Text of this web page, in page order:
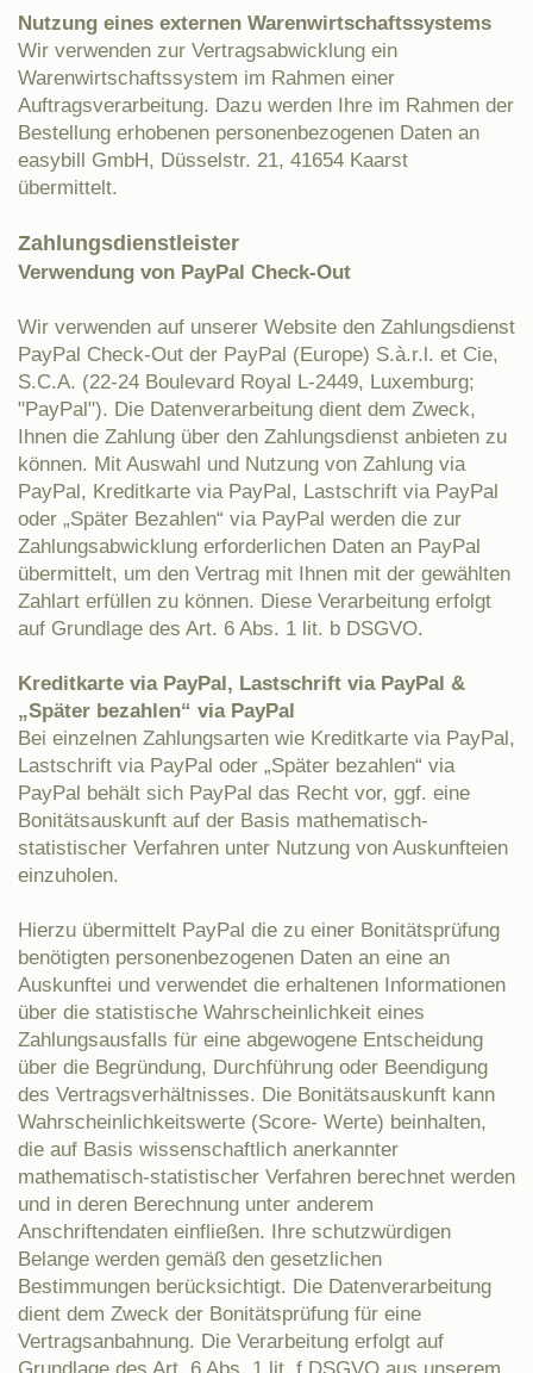
Nutzung eines externen Warenwirtschaftssystems
Wir verwenden zur Vertragsabwicklung ein
Warenwirtschaftssystem im Rahmen einer
Auftragsverarbeitung. Dazu werden Ihre im Rahmen der
Bestellung erhobenen personenbezogenen Daten an
easybill GmbH, Düsselstr. 21, 41654 Kaarst
übermittelt.
Zahlungsdienstleister
Verwendung von PayPal Check-Out
Wir verwenden auf unserer Website den Zahlungsdienst
PayPal Check-Out der PayPal (Europe) S.à.r.l. et Cie,
S.C.A. (22-24 Boulevard Royal L-2449, Luxemburg;
"PayPal"). Die Datenverarbeitung dient dem Zweck,
Ihnen die Zahlung über den Zahlungsdienst anbieten zu
können. Mit Auswahl und Nutzung von Zahlung via
PayPal, Kreditkarte via PayPal, Lastschrift via PayPal
oder „Später Bezahlen“ via PayPal werden die zur
Zahlungsabwicklung erforderlichen Daten an PayPal
übermittelt, um den Vertrag mit Ihnen mit der gewählten
Zahlart erfüllen zu können. Diese Verarbeitung erfolgt
auf Grundlage des Art. 6 Abs. 1 lit. b DSGVO.
Kreditkarte via PayPal, Lastschrift via PayPal &
„Später bezahlen“ via PayPal
Bei einzelnen Zahlungsarten wie Kreditkarte via PayPal,
Lastschrift via PayPal oder „Später bezahlen“ via
PayPal behält sich PayPal das Recht vor, ggf. eine
Bonitätsauskunft auf der Basis mathematisch-
statistischer Verfahren unter Nutzung von Auskunfteien
einzuholen.
Hierzu übermittelt PayPal die zu einer Bonitätsprüfung
benötigten personenbezogenen Daten an eine an
Auskunftei und verwendet die erhaltenen Informationen
über die statistische Wahrscheinlichkeit eines
Zahlungsausfalls für eine abgewogene Entscheidung
über die Begründung, Durchführung oder Beendigung
des Vertragsverhältnisses. Die Bonitätsauskunft kann
Wahrscheinlichkeitswerte (Score- Werte) beinhalten,
die auf Basis wissenschaftlich anerkannter
mathematisch-statistischer Verfahren berechnet werden
und in deren Berechnung unter anderem
Anschriftendaten einfließen. Ihre schutzwürdigen
Belange werden gemäß den gesetzlichen
Bestimmungen berücksichtigt. Die Datenverarbeitung
dient dem Zweck der Bonitätsprüfung für eine
Vertragsanbahnung. Die Verarbeitung erfolgt auf